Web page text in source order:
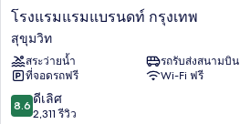
โรงแรม
แรม
แบ
รนดท์
กรุงเทพ
สุขุมวิท
โรงแรมแรมแบรนดท์ กรุงเทพ
สุขุมวิท
สระว่ายน้ำ
รถรับส่งสนามบิน
ที่จอดรถฟรี
Wi-Fi ฟรี
8.6
จาก
8.6 ดีเลิศ
2,311 รีวิว